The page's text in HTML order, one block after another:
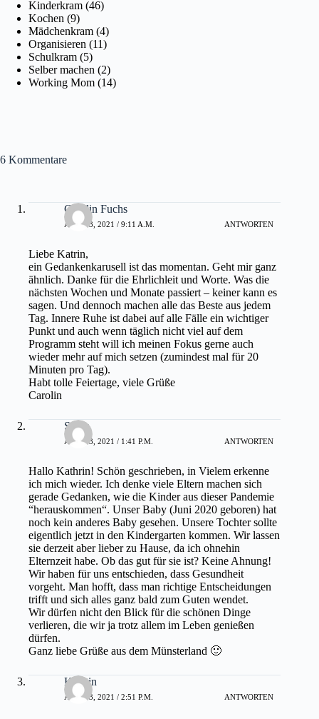
Kinderkram (46)
Kochen (9)
Mädchenkram (4)
Organisieren (11)
Schulkram (5)
Selber machen (2)
Working Mom (14)
6 Kommentare
Carolin Fuchs
APRIL 3, 2021 / 9:11 A.M. ANTWORTEN
Liebe Katrin,
ein Gedankenkarusell ist das momentan. Geht mir ganz
ähnlich. Danke für die Ehrlichleit und Worte. Was die
nächsten Wochen und Monate passiert – keiner kann es
sagen. Und dennoch machen alle das Beste aus jedem
Tag. Innere Ruhe ist dabei auf alle Fälle ein wichtiger
Punkt und auch wenn täglich nicht viel auf dem
Programm steht will ich meinen Fokus gerne auch
wieder mehr auf mich setzen (zumindest mal für 20
Minuten pro Tag).
Habt tolle Feiertage, viele Grüße
Carolin
Sonja
APRIL 3, 2021 / 1:41 P.M. ANTWORTEN
Hallo Kathrin! Schön geschrieben, in Vielem erkenne
ich mich wieder. Ich denke viele Eltern machen sich
gerade Gedanken, wie die Kinder aus dieser Pandemie
“herauskommen“. Unser Baby (Juni 2020 geboren) hat
noch kein anderes Baby gesehen. Unsere Tochter sollte
eigentlich jetzt in den Kindergarten kommen. Wir lassen
sie derzeit aber lieber zu Hause, da ich ohnehin
Elternzeit habe. Ob das gut für sie ist? Keine Ahnung!
Wir haben für uns entschieden, dass Gesundheit
vorgeht. Man hofft, dass man richtige Entscheidungen
trifft und sich alles ganz bald zum Guten wendet.
Wir dürfen nicht den Blick für die schönen Dinge
verlieren, die wir ja trotz allem im Leben genießen
dürfen.
Ganz liebe Grüße aus dem Münsterland 🙂
Kerstin
APRIL 3, 2021 / 2:51 P.M. ANTWORTEN